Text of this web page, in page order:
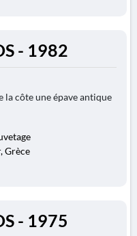
- 1982
la côte une épave antique
Grèce
- 1975